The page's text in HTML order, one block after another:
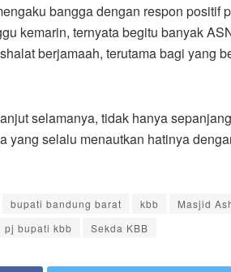
bangga dengan respon positif
kemarin, ternyata begitu banyak
berjamaah, terutama bagi yang
selamanya, tidak hanya
yang selalu menautkan hatinya
bupati bandung barat kbb Masjid
pj bupati kbb Sekda KBB